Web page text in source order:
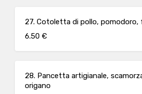
27. Cotoletta di pollo,
6.50 €
28. Pancetta artigianale,
origano